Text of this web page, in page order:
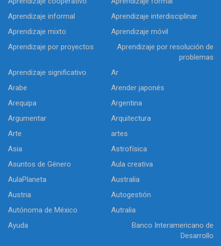
Aprendizaje informal
Aprendizaje interdisciplinar
Aprendizaje mixto
Aprendizaje móvil
Aprendizaje por proyectos
Aprendizaje por resolución de
problemas
Aprendizaje significativo
Ar
Arabe
Arender japonés
Arequipa
Argentina
Argumentar
Arquitectura
Arte
artes
Asia
Astrofísica
Asuntos de Género
Aula creativa
AulaPlaneta
Australia
Austria
Autogestión
Autónoma de México
Autralia
Ayuda
Banco Interamericano de
Desarrollo